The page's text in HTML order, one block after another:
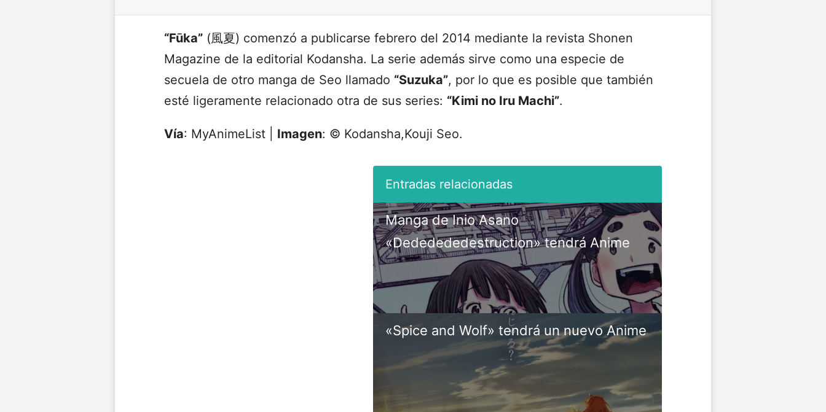
“Fūka” (風夏) comenzó a publicarse febrero del 2014 mediante la revista Shonen
Magazine de la editorial Kodansha. La serie además sirve como una especie de
secuela de otro manga de Seo llamado “Suzuka”, por lo que es posible que también
esté ligeramente relacionado otra de sus series: “Kimi no Iru Machi”.
Vía: MyAnimeList | Imagen: © Kodansha,Kouji Seo.
Manga de Inio Asano
«Dededededestruction» tendrá Anime
«Spice and Wolf» tendrá un nuevo Anime